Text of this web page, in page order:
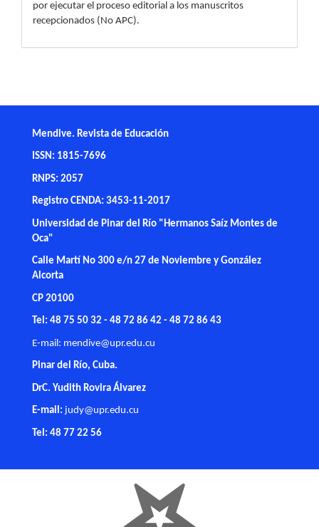
por ejecutar el proceso editorial a los manuscritos
recepcionados (No APC).
Mendive. Revista de Educación
ISSN: 1815-7696
RNPS: 2057
Registro CENDA: 3453-11-2017
Universidad de Pinar del Río "Hermanos Saíz Montes de
Oca"
Calle Martí No 300 e/n 27 de Noviembre y González
Alcorta
CP 20100
Tel: 48 75 50 32 - 48 72 86 42 - 48 72 86 43
E-mail: mendive@upr.edu.cu
Pinar del Río, Cuba.
DrC. Yudith Rovira Álvarez
E-mail: judy@upr.edu.cu
Tel: 48 77 22 56